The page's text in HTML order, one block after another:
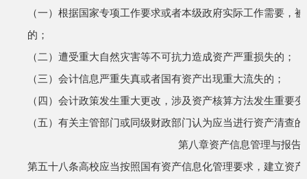
（一）根据国家专项工作要求或者本级政府实际工作需要，
的；
（二）遭受重大自然灾害等不可抗力造成资产严重损失的；
（三）会计信息严重失真或者国有资产出现重大流失的；
（四）会计政策发生重大更改，涉及资产核算方法发生重要
（五）有关主管部门或同级财政部门认为应当进行资产清查
第八章资产信息管理与报告
第五十八条高校应当按照国有资产信息化管理要求，建立资